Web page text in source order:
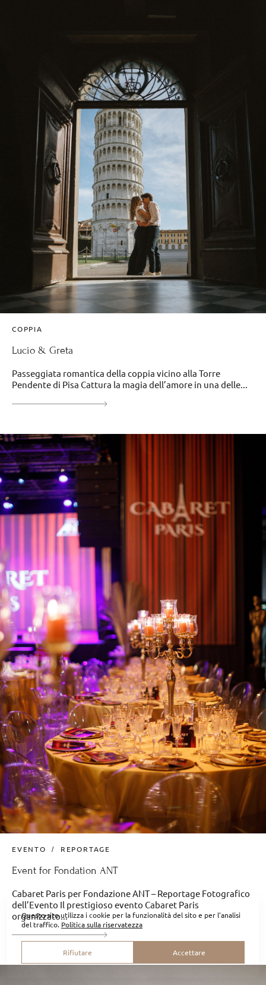
COPPIA
Lucio & Greta
Passeggiata romantica della coppia vicino alla Torre
Pendente di Pisa Cattura la magia dell’amore in una delle...
EVENTO REPORTAGE
Event for Fondation ANT
Cabaret Paris per Fondazione ANT – Reportage Fotografico
dell’Evento Il prestigioso evento Cabaret Paris
organizzato...
Questo sito utilizza i cookie per la funzionalità del sito e per l'analisi
del traffico. Politica sulla riservatezza
Rifiutare Accettare